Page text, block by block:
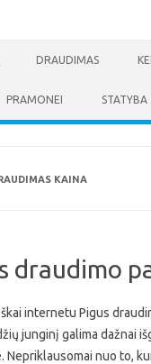
DRAUDIMAS
PRAMONEI STATYBA
KAINA
draudimo
internetu Pigus
junginį galima dažnai
nuo to,